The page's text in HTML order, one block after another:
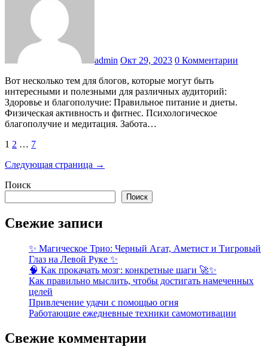
admin Окт 29, 2023 0 Комментарии
Вот несколько тем для блогов, которые могут быть
интересными и полезными для различных аудиторий:
Здоровье и благополучие: Правильное питание и диеты.
Физическая активность и фитнес. Психологическое
благополучие и медитация. Забота…
Пагинация
записей
1 2 … 7
Следующая страница →
Поиск
Поиск
Свежие записи
✨ Магическое Трио: Черный Агат, Аметист и Тигровый
Глаз на Левой Руке ✨
🧠 Как прокачать мозг: конкретные шаги 🚀✨
Как правильно мыслить, чтобы достигать намеченных
целей
Привлечение удачи с помощью огня
Работающие ежедневные техники самомотивации
Свежие комментарии